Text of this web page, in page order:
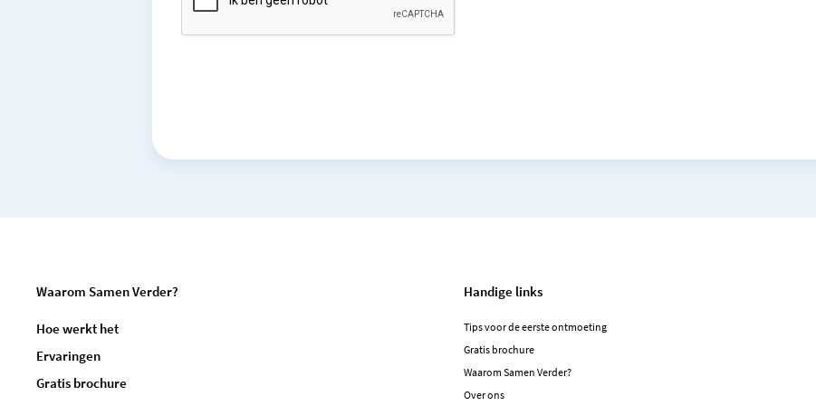
Waarom Samen Verder?
Hoe werkt het
Ervaringen
Gratis brochure
Handige links
Tips voor de eerste ontmoeting
Gratis brochure
Waarom Samen Verder?
Over ons